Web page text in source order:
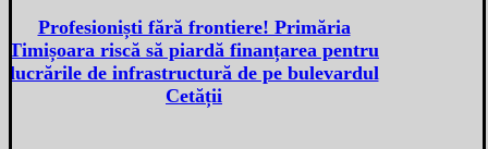
Profesioniști fără frontiere! Primăria
Timișoara riscă să piardă finanțarea pentru
lucrările de infrastructură de pe bulevardul
Cetății